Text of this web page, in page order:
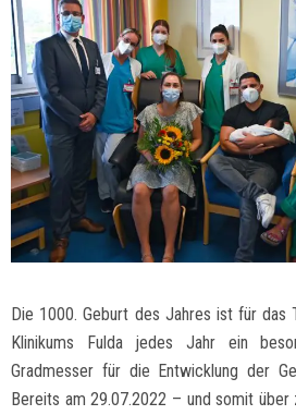
Die 1000. Geburt des Jahres ist für das
Klinikums Fulda jedes Jahr ein
Gradmesser für die Entwicklung der
Bereits am 29.07.2022 – und somit